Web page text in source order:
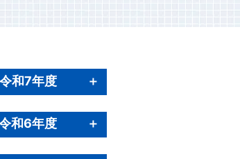
令和7年度
和6年度